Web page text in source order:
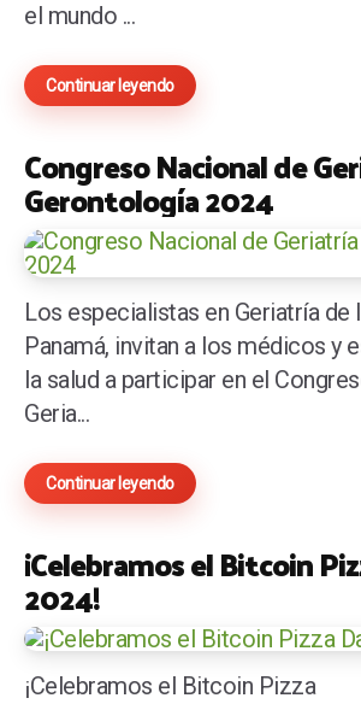
el mundo ...
Continuar leyendo
Congreso Nacional de
Gerontología 2024
Los especialistas en Geriatría de
Panamá, invitan a los médicos y
la salud a participar en el
Geria...
Continuar leyendo
¡Celebramos el Bitcoin
2024!
¡Celebramos el Bitcoin Pizza